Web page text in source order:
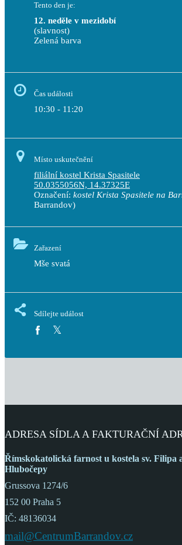
Tento den je:
12. neděle v mezidobí
(slavnost)
Zelená
Čas události
10:30 - 11:20
Místo uskutečnění
filiální kostel Krista Spasitele
50.0355056N, 14.37325E
Označení: kostel Krista Spasitele na
Barrandov)
Zařazení
Mše svatá
Sdílejte událost
ADRESA SÍDLA A FAKTURAČNÍ
Římskokatolická farnost u kostela sv. Filipa
Hlubočepy
Grussova 1274/6
152 00 Praha 5
IČ: 48136034
mail@CentrumBarrandov.cz